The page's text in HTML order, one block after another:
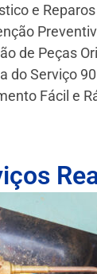
e Reparos
de Peças
do Serviço
Fácil e